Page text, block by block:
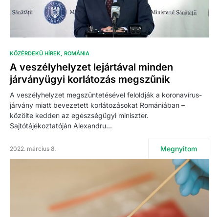
KÖZÉRDEKŰ HÍREK ROMÁNIA
A veszélyhelyzet lejártával minden
járványügyi korlátozás megszűnik
A veszélyhelyzet megszüntetésével feloldják a koronavírus-
járvány miatt bevezetett korlátozásokat Romániában –
közölte kedden az egészségügyi miniszter.
Sajtótájékoztatóján Alexandru…
2022. március 8. Megnyitom